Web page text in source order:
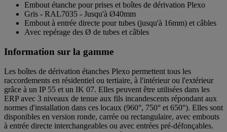
Embout étanche pour prises et boîtes de dérivation Plexo
Gris - RAL7035 - Jusqu'à Ø40mm
Embout à entrée directe pour tubes (jusqu'à 16mm) et câbles
Avec repérage des Ø de tubes et câbles
Information sur la gamme
Les boîtes de dérivation étanches Plexo permettent tous les
raccordements en résidentiel ou tertiaire, à l'intérieur ou l'extérieur
grâce à un IP 55 et un IK 07. Elles peuvent être utilisées dans les
ERP avec 3 niveaux de tenue aux fils incandescents répondant aux
normes d'installation dans ces locaux (960°, 750° et 650°). Elles sont
disponibles en version ronde, carrée ou rectangulaire, avec embouts
à entrée directe interchangeables ou avec entrées pré-défonçables.